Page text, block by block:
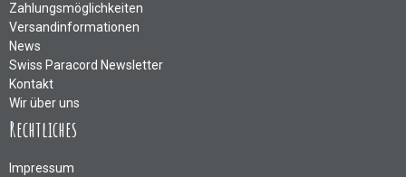
Zahlungsmöglichkeiten
Versandinformationen
News
Swiss Paracord Newsletter
Kontakt
Wir über uns
Rechtliches
Impressum